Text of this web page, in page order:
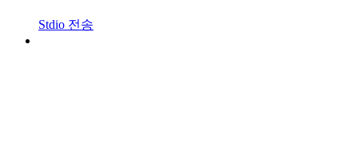
Stdio 전송